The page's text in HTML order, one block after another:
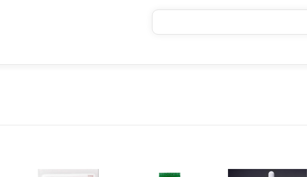
خرید قسطی با ترب‌پی